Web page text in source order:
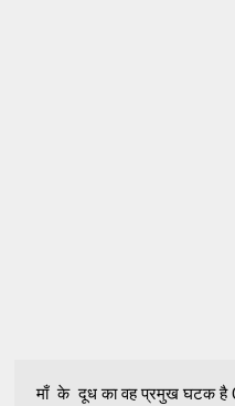
माँ के दूध का वह प्रमुख घटक है